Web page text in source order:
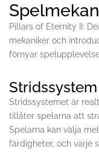
Pillars of Eternity II:
mekaniker och
förnyar
Stridssystem
Stridssystemet är
tillåter spelarna att
Spelarna kan välja
färdigheter, och varje